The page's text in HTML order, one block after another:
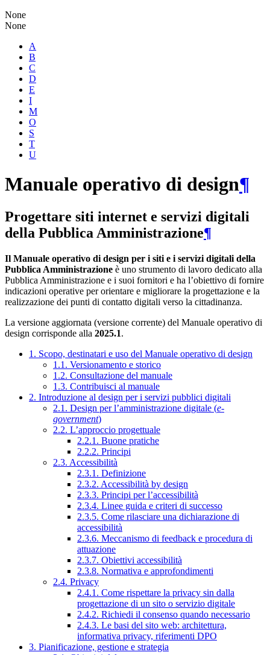
None
None
A
B
C
D
E
I
M
O
S
T
U
Manuale operativo di design¶
Progettare siti internet e servizi digitali
della Pubblica Amministrazione¶
Il Manuale operativo di design per i siti e i servizi digitali della
Pubblica Amministrazione è uno strumento di lavoro dedicato alla
Pubblica Amministrazione e i suoi fornitori e ha l’obiettivo di fornire
indicazioni operative per orientare e migliorare la progettazione e la
realizzazione dei punti di contatto digitali verso la cittadinanza.
La versione aggiornata (versione corrente) del Manuale operativo di
design corrisponde alla 2025.1.
1. Scopo, destinatari e uso del Manuale operativo di design
1.1. Versionamento e storico
1.2. Consultazione del manuale
1.3. Contribuisci al manuale
2. Introduzione al design per i servizi pubblici digitali
2.1. Design per l’amministrazione digitale (e-
government)
2.2. L’approccio progettuale
2.2.1. Buone pratiche
2.2.2. Principi
2.3. Accessibilità
2.3.1. Definizione
2.3.2. Accessibilità by design
2.3.3. Principi per l’accessibilità
2.3.4. Linee guida e criteri di successo
2.3.5. Come rilasciare una dichiarazione di
accessibilità
2.3.6. Meccanismo di feedback e procedura di
attuazione
2.3.7. Obiettivi accessibilità
2.3.8. Normativa e approfondimenti
2.4. Privacy
2.4.1. Come rispettare la privacy sin dalla
progettazione di un sito o servizio digitale
2.4.2. Richiedi il consenso quando necessario
2.4.3. Le basi del sito web: architettura,
informativa privacy, riferimenti DPO
3. Pianificazione, gestione e strategia